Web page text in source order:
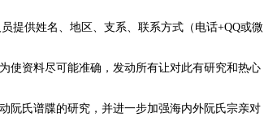
供姓名、地区、支系、联系方式（电话+QQ或微
使资料尽可能准确，发动所有让对此有研究和热心
阮氏谱牒的研究，并进一步加强海内外阮氏宗亲对